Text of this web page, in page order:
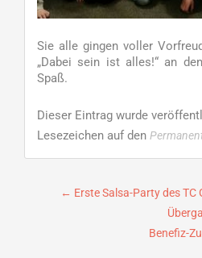
Sie alle gingen voller
„Dabei sein ist alles!“ an
Spaß.
Dieser Eintrag wurde
Lesezeichen auf den
← Erste Salsa-Party des TC
Benefiz-